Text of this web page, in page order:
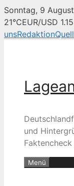
Sonntag, 9
21°CEUR/USD
unsRedaktion
und
Menü